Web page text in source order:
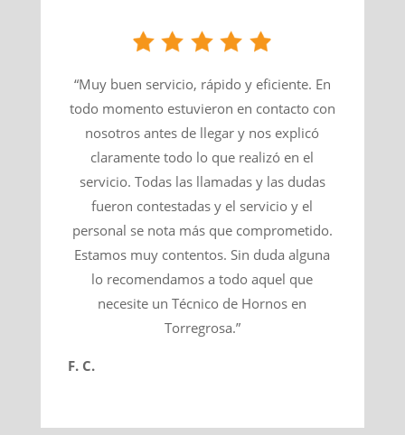
“Muy buen servicio, rápido y eficiente. En
todo momento estuvieron en contacto con
nosotros antes de llegar y nos explicó
claramente todo lo que realizó en el
servicio. Todas las llamadas y las dudas
fueron contestadas y el servicio y el
personal se nota más que comprometido.
Estamos muy contentos. Sin duda alguna
lo recomendamos a todo aquel que
necesite un Técnico de Hornos en
Torregrosa.”
F. C.